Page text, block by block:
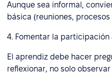
Aunque sea informal,
básica (reuniones,
4. Fomentar la participación
El aprendiz debe hacer
reflexionar, no solo